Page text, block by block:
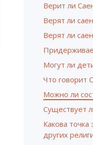
Верит ли
Верят ли
Верят ли
Могут ли
Что говорит
Можно ли
Существует
Какова
других